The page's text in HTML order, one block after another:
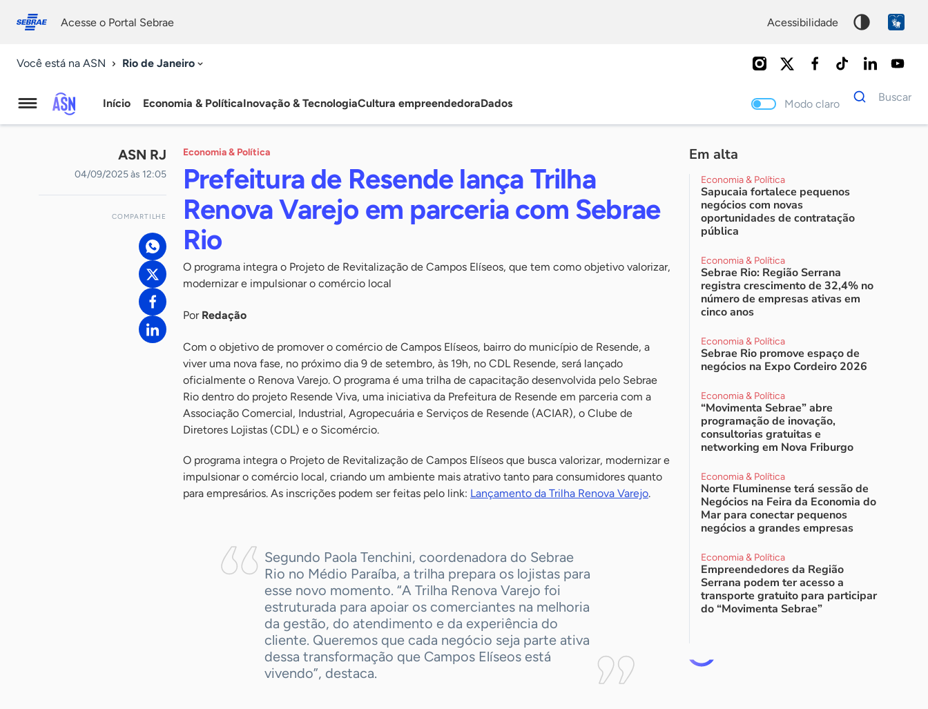
conosco
Acesse o Portal Sebrae acessibilidade
Você está na ASN Rio de Janeiro
Agência
Sebrae
de
Notícias
Início Economia & PolíticaInovação & TecnologiaCultura empreendedoraDados Modo claro
Dados
para
Buscar
ASN RJ
04/09/2025 às 12:05
COMPARTILHE
Economia & Política
Prefeitura de Resende lança Trilha
Renova Varejo em parceria com Sebrae
Rio
O programa integra o Projeto de Revitalização de Campos Elíseos, que tem como objetivo valorizar,
modernizar e impulsionar o comércio local
Por Redação
Com o objetivo de promover o comércio de Campos Elíseos, bairro do município de Resende, a
viver uma nova fase, no próximo dia 9 de setembro, às 19h, no CDL Resende, será lançado
oficialmente o Renova Varejo. O programa é uma trilha de capacitação desenvolvida pelo Sebrae
Rio dentro do projeto Resende Viva, uma iniciativa da Prefeitura de Resende em parceria com a
Associação Comercial, Industrial, Agropecuária e Serviços de Resende (ACIAR), o Clube de
Diretores Lojistas (CDL) e o Sicomércio.
O programa integra o Projeto de Revitalização de Campos Elíseos que busca valorizar, modernizar e
impulsionar o comércio local, criando um ambiente mais atrativo tanto para consumidores quanto
para empresários. As inscrições podem ser feitas pelo link: Lançamento da Trilha Renova Varejo.
Segundo Paola Tenchini, coordenadora do Sebrae
Rio no Médio Paraíba, a trilha prepara os lojistas para
esse novo momento. “A Trilha Renova Varejo foi
estruturada para apoiar os comerciantes na melhoria
da gestão, do atendimento e da experiência do
cliente. Queremos que cada negócio seja parte ativa
dessa transformação que Campos Elíseos está
vivendo”, destaca.
Em alta
Economia & Política
Sapucaia fortalece pequenos
negócios com novas
oportunidades de contratação
pública
Economia & Política
Sebrae Rio: Região Serrana
registra crescimento de 32,4% no
número de empresas ativas em
cinco anos
Economia & Política
Sebrae Rio promove espaço de
negócios na Expo Cordeiro 2026
Economia & Política
“Movimenta Sebrae” abre
programação de inovação,
consultorias gratuitas e
networking em Nova Friburgo
Economia & Política
Norte Fluminense terá sessão de
Negócios na Feira da Economia do
Mar para conectar pequenos
negócios a grandes empresas
Economia & Política
Empreendedores da Região
Serrana podem ter acesso a
transporte gratuito para participar
do “Movimenta Sebrae”